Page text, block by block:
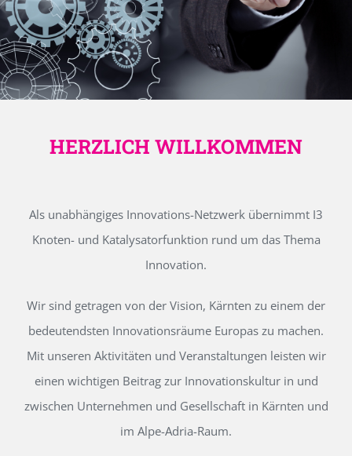
HERZLICH WILLKOMMEN
Als unabhängiges Innovations-Netzwerk übernimmt I3
Knoten- und Katalysatorfunktion rund um das Thema
Innovation.
Wir sind getragen von der Vision, Kärnten zu einem der
bedeutendsten Innovationsräume Europas zu machen.
Mit unseren Aktivitäten und Veranstaltungen leisten wir
einen wichtigen Beitrag zur Innovationskultur in und
zwischen Unternehmen und Gesellschaft in Kärnten und
im Alpe-Adria-Raum.